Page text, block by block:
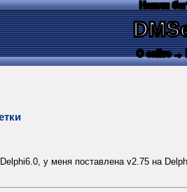
Нашли
О сайте →
у меня поставлена v2.75 на